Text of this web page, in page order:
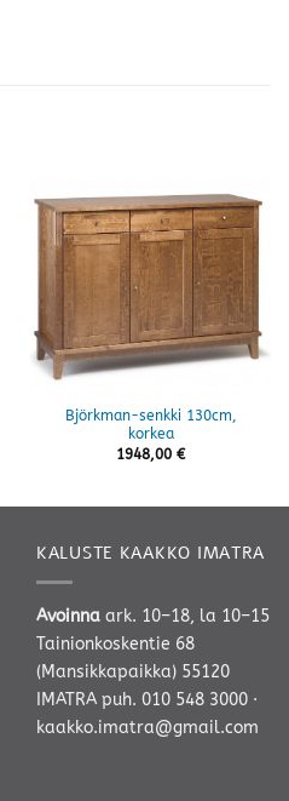
Björkman-senkki 130cm,
korkea
1948,00 €
KALUSTE KAAKKO IMATRA
Avoinna ark. 10–18, la 10–15
Tainionkoskentie 68
(Mansikkapaikka) 55120
IMATRA puh. 010 548 3000 ·
kaakko.imatra@gmail.com